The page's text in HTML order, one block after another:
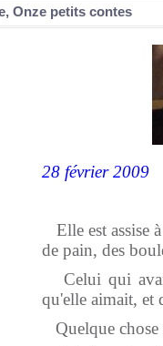
Onze petits contes
28 février 2009
Elle est assise
de pain, des
Celui qui
qu'elle aimait, et
Quelque